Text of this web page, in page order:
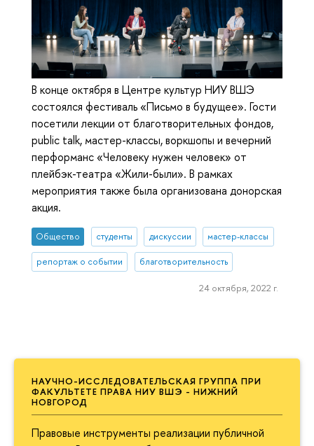
НАУЧНО-ИССЛЕДОВАТЕЛЬСКАЯ ГРУППА ПРИ
ФАКУЛЬТЕТЕ ПРАВА НИУ ВШЭ - НИЖНИЙ
НОВГОРОД
Правовые инструменты реализации публичной
В конце октября в Центре культур НИУ ВШЭ
состоялся фестиваль «Письмо в будущее». Гости
посетили лекции от благотворительных фондов,
public talk, мастер-классы, воркшопы и вечерний
перформанс «Человеку нужен человек» от
плейбэк-театра «Жили-были». В рамках
мероприятия также была организована донорская
акция.
Общество студенты дискуссии мастер-классы
репортаж о событии благотворительность
24 октября, 2022 г.